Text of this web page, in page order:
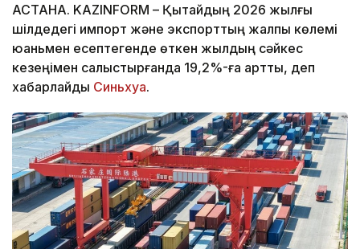
АСТАНА. KAZINFORM – Қытайдың 2026 жылғы
шілдедегі импорт және экспорттың жалпы көлемі
юаньмен есептегенде өткен жылдың сәйкес
кезеңімен салыстырғанда 19,2%-ға артты, деп
хабарлайды Синьхуа.